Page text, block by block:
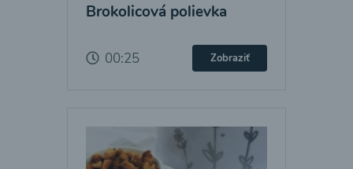
Brokolicová polievka
00:25 Zobraziť